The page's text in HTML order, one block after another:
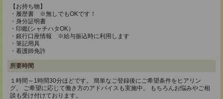
【お持ち物】
・履歴書 ※無しでもOKです！
・身分証明書
・印鑑(シャチハタOK）
・銀行口座情報 ※給与振込時に利用します
・筆記用具
・看護師免許
所要時間
１時間～1時間30分ほどです。 簡単なご登録後にご希望条件をヒアリン
グ。 ご希望に応じて働き方のアドバイスも実施中。 もちろんお悩みやご相
談も受け付けております。